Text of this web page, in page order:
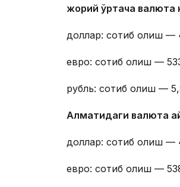
жорий ўртача валюта
доллар: сотиб олиш —
евро: сотиб олиш —
рубль: сотиб олиш —
Алматидаги валюта
доллар: сотиб олиш —
евро: сотиб олиш —